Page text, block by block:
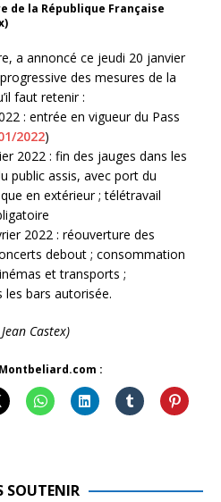
de la République Française
a annoncé ce jeudi 20 janvier
des mesures de la
faut retenir :
: entrée en vigueur du Pass
2022)
2022 : fin des jauges dans les
public assis, avec port du
en extérieur ; télétravail
2022 : réouverture des
debout ; consommation
et transports ;
bars autorisée.
Castex)
:
SOUTENIR